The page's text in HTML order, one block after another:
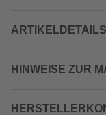
ARTIKELDETAILS
HINWEISE ZUR